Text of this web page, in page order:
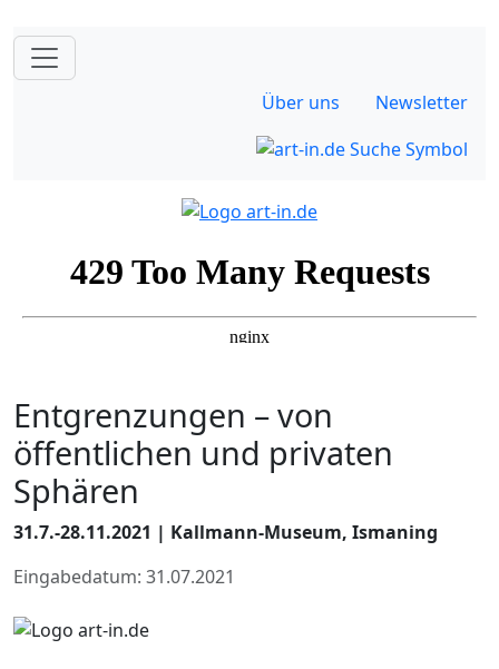
Über uns Newsletter
Entgrenzungen – von
öffentlichen und privaten
Sphären
31.7.-28.11.2021 | Kallmann-Museum, Ismaning
Eingabedatum: 31.07.2021